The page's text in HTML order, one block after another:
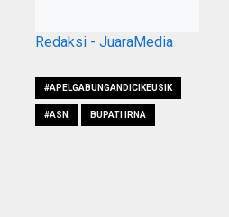
Redaksi - JuaraMedia
#APELGABUNGANDICIKEUSIK
#ASN BUPATI IRNA